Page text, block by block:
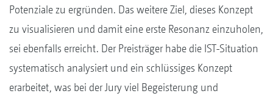
Potenziale zu ergründen. Das weitere Ziel, dieses Konzept
zu visualisieren und damit eine erste Resonanz einzuholen,
sei ebenfalls erreicht. Der Preisträger habe die IST-Situation
systematisch analysiert und ein schlüssiges Konzept
erarbeitet, was bei der Jury viel Begeisterung und